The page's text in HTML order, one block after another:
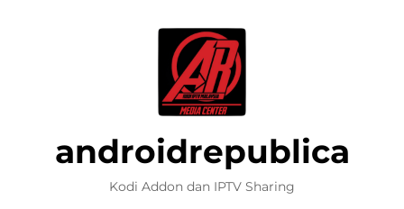
androidrepublica
Kodi Addon dan IPTV Sharing